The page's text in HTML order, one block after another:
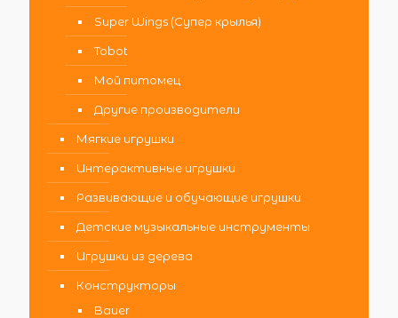
Super Wings (Супер крылья)
Tobot
Мой питомец
Другие производители
Мягкие игрушки
Интерактивные игрушки
Развивающие и обучающие игрушки
Детские музыкальные инструменты
Игрушки из дерева
Конструкторы
Bauer